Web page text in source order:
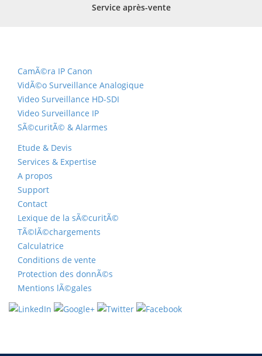
Service après-vente
CamÃ©ra IP Canon
VidÃ©o Surveillance Analogique
Video Surveillance HD-SDI
Video Surveillance IP
SÃ©curitÃ© & Alarmes
Etude & Devis
Services & Expertise
A propos
Support
Contact
Lexique de la sÃ©curitÃ©
TÃ©lÃ©chargements
Calculatrice
Conditions de vente
Protection des donnÃ©s
Mentions lÃ©gales